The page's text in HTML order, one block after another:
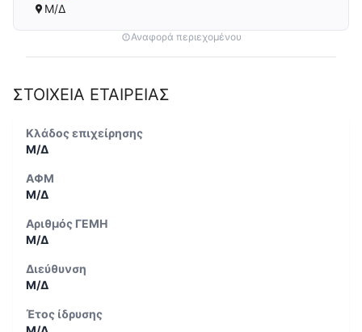
Μ/Δ
Αναφορά περιεχομένου
ΣΤΟΙΧΕΙΑ ΕΤΑΙΡΕΙΑΣ
Κλάδος επιχείρησης
Μ/Δ
ΑΦΜ
Μ/Δ
Αριθμός ΓΕΜΗ
Μ/Δ
Διεύθυνση
Μ/Δ
Έτος ίδρυσης